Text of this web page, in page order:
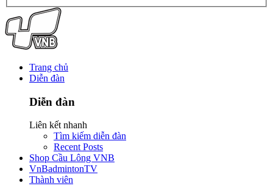
Trang chủ
Diễn đàn
Diễn đàn
Liên kết nhanh
Tìm kiếm diễn đàn
Recent Posts
Shop Cầu Lông VNB
VnBadmintonTV
Thành viên